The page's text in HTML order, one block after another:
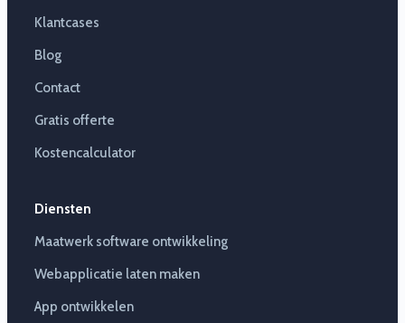
Klantcases
Blog
Contact
Gratis offerte
Kostencalculator
Diensten
Maatwerk software ontwikkeling
Webapplicatie laten maken
App ontwikkelen